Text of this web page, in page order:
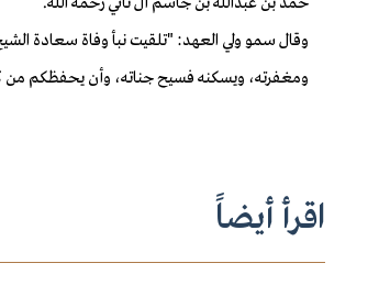
وقال سمو ولي العهد: "تلقيت نبأ وفاة سعادة
ومغفرته، ويسكنه فسيح جناته، وأن يحفظكم
اقرأ أيضاً